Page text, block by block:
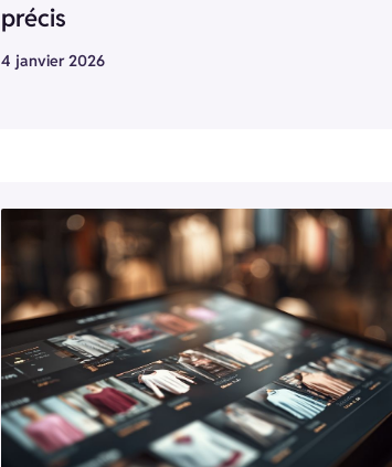
précis
4 janvier 2026